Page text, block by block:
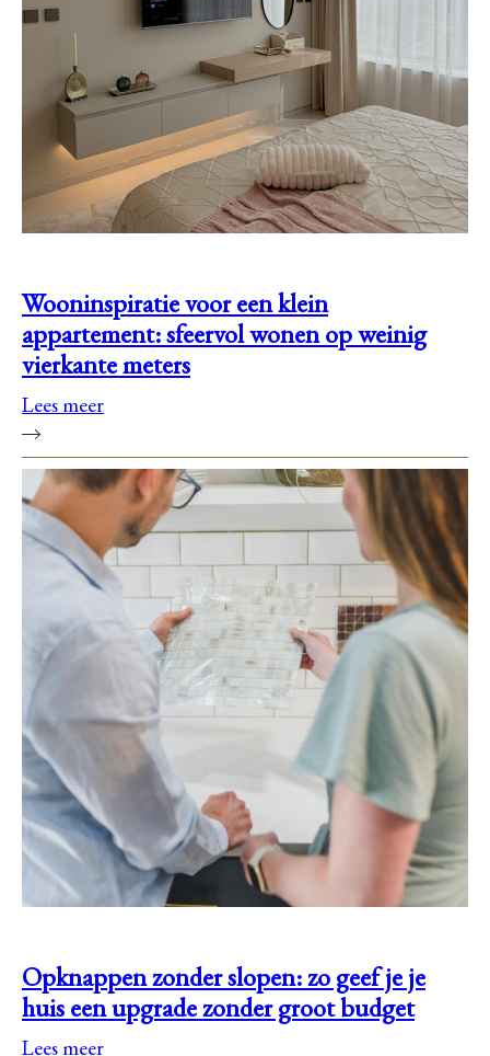
Wooninspiratie voor een klein
appartement: sfeervol wonen op weinig
vierkante meters
Lees meer
Opknappen zonder slopen: zo geef je je
huis een upgrade zonder groot budget
Lees meer